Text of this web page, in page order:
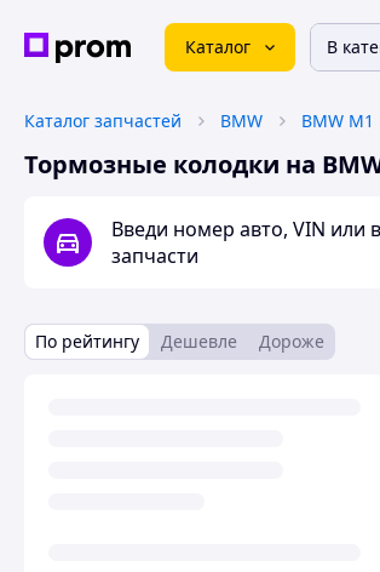
Каталог В
Каталог запчастей BMW BMW M1
Тормозные колодки на
Введи номер авто, VIN или
запчасти
По рейтингу Дешевле Дороже